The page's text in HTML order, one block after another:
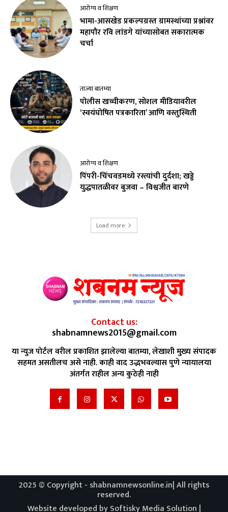
आरोग्य व शिक्षण
भामा-आसखेड प्रकल्पग्रस्त ग्रामस्थांच्या प्रश्नांवर
महापौर रवि लांडगे यांच्यासोबत सकारात्मक
चर्चा
ताज्या बातम्या
पोलीस खच्चीकरण, सोशल मीडियावरील
‘स्वयंघोषित पत्रकारिता’ आणि वस्तुस्थिती
आरोग्य व शिक्षण
पिंपरी-चिंचवडमध्ये रस्त्यांची दुर्दशा; खड्डे
युद्धपातळीवर बुजवा – विश्वजीत बारणे
Load more
Contact us:
shabnamnews2015@gmail.com
या न्युज पोर्टल वरील प्रकाशित झालेल्या बातम्या, लेखाशी मुख्य संपादक
सहमत असतीलच असे नाही. काही वाद उद्भभवल्यास पुणे न्यायालया
अंतर्गत राहील अन्य कुठेही नाही
2025 © Copyright - shabnamnewsonline.in| All rights
reserved.
Website developed by Softisky Media Solution |